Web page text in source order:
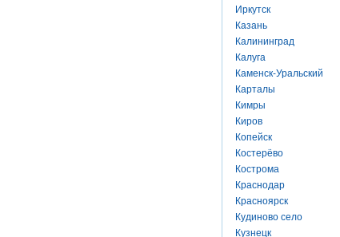
Иркутск
Казань
Калининград
Калуга
Каменск-Уральский
Карталы
Кимры
Киров
Копейск
Костерёво
Кострома
Краснодар
Красноярск
Кудиново село
Кузнецк